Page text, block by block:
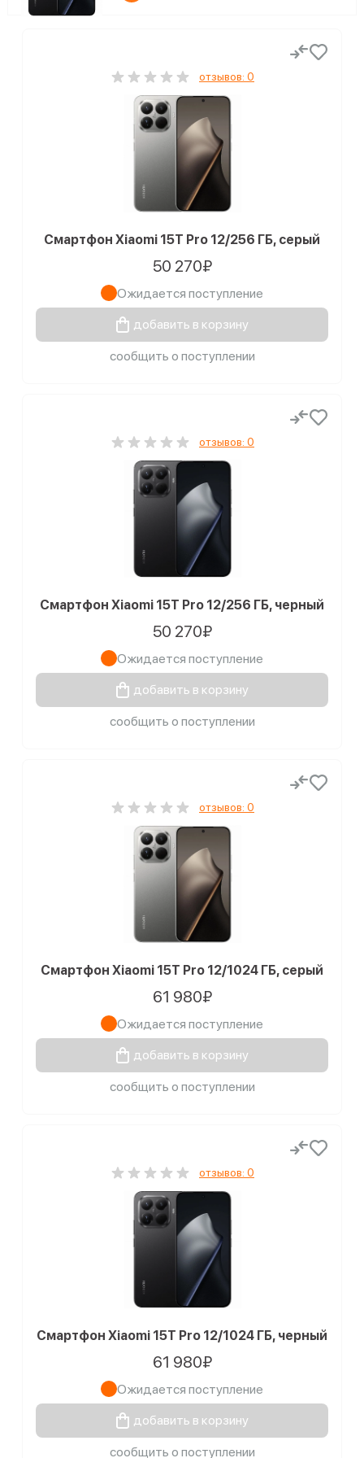
отзывов: 0
Смартфон Xiaomi 15T Pro 12/256 ГБ, серый
50 270₽
Ожидается поступление
добавить в корзину
сообщить о поступлении
отзывов: 0
Смартфон Xiaomi 15T Pro 12/256 ГБ, черный
50 270₽
Ожидается поступление
добавить в корзину
сообщить о поступлении
отзывов: 0
Смартфон Xiaomi 15T Pro 12/1024 ГБ, серый
61 980₽
Ожидается поступление
добавить в корзину
сообщить о поступлении
отзывов: 0
Смартфон Xiaomi 15T Pro 12/1024 ГБ, черный
61 980₽
Ожидается поступление
добавить в корзину
сообщить о поступлении